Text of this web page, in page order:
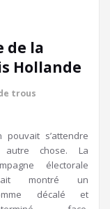
de la
Hollande
trous
pouvait s’attendre
chose. La
électorale
montré un
décalé et